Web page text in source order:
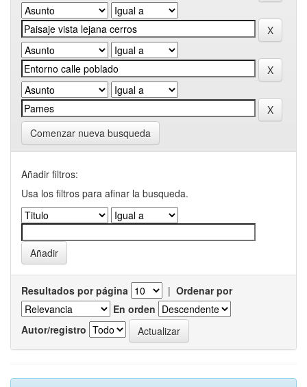
Comenzar nueva busqueda
Añadir filtros:
Usa los filtros para afinar la busqueda.
Resultados por página | Ordenar por
En orden
Autor/registro